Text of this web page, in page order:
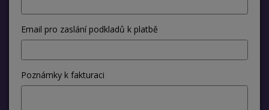
Email pro zaslání podkladů k platbě
Poznámky k fakturaci